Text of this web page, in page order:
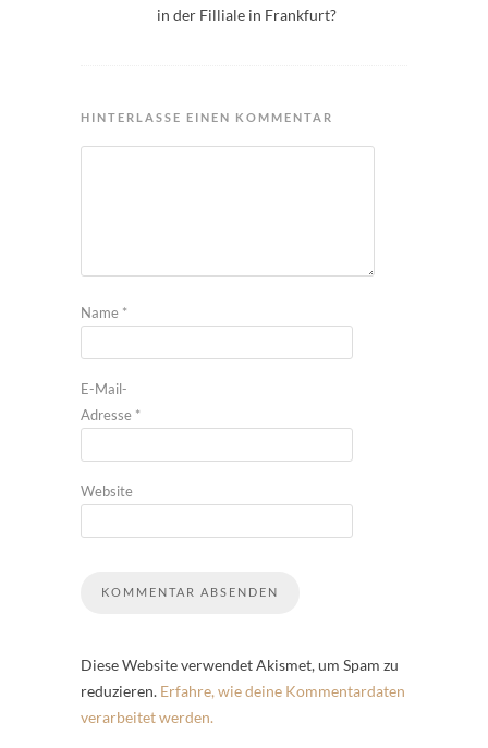
in der Filliale in Frankfurt?
HINTERLASSE EINEN KOMMENTAR
Name *
E-Mail-
Adresse *
Website
Diese Website verwendet Akismet, um Spam zu
reduzieren. Erfahre, wie deine Kommentardaten
verarbeitet werden.